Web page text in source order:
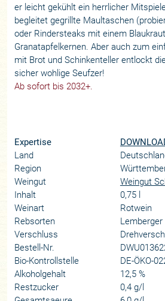
er leicht gekühlt ein herrlicher
begleitet gegrillte Maultaschen
oder Rindersteaks mit einem
Granatapfelkernen. Aber auch zum
mit Brot und Schinkenteller entlockt
sicher wohlige Seufzer!
Ab sofort bis 2032+.
Expertise
Land
Region
Weingut
Weingut
Inhalt
0,75 l
Weinart
Rotwein
Rebsorten
Lemberger
Verschluss
Bestell-Nr.
Bio-Kontrollstelle
DE-ÖKO-
Alkoholgehalt
12,5 %
Restzucker
0,4 g/l